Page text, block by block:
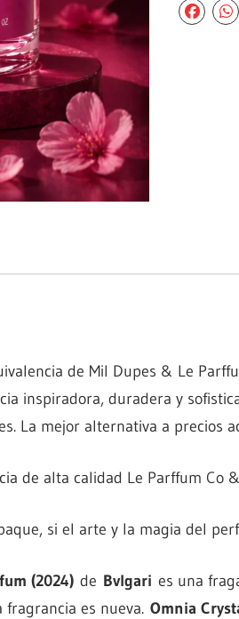
de Mil Dupes & Le
inspiradora, duradera y
La mejor alternativa a precios
de alta calidad Le Parffum Co
si el arte y la magia del
(2024)de Bvlgari es una
fragrancia es nueva. Omnia